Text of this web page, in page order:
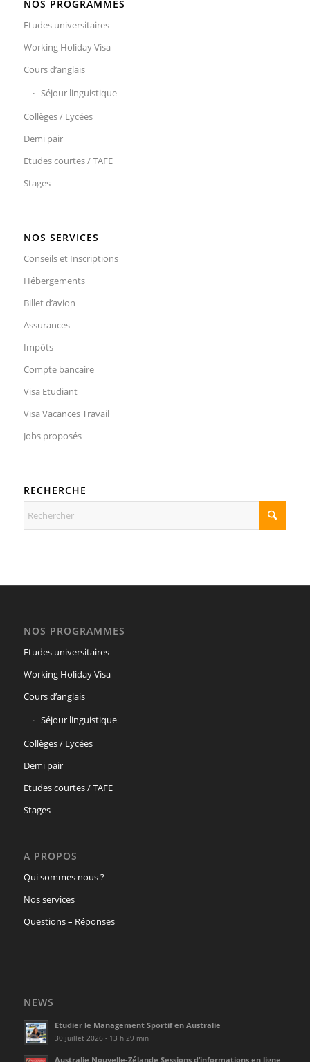
NOS PROGRAMMES
Etudes universitaires
Working Holiday Visa
Cours d’anglais
Séjour linguistique
Collèges / Lycées
Demi pair
Etudes courtes / TAFE
Stages
NOS SERVICES
Conseils et Inscriptions
Hébergements
Billet d’avion
Assurances
Impôts
Compte bancaire
Visa Etudiant
Visa Vacances Travail
Jobs proposés
RECHERCHE
NOS PROGRAMMES
Etudes universitaires
Working Holiday Visa
Cours d’anglais
Séjour linguistique
Collèges / Lycées
Demi pair
Etudes courtes / TAFE
Stages
A PROPOS
Qui sommes nous ?
Nos services
Questions – Réponses
NEWS
Etudier le Management Sportif en Australie
30 juillet 2026 - 13 h 29 min
Australie Nouvelle-Zélande Sessions d’informations en ligne